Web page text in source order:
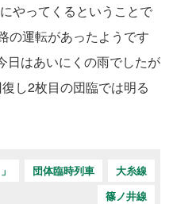
やってくるということで
の運転があったようです
日はあいにくの雨でしたが
し2枚目の団臨では明る
団体臨時列車
大糸線
篠ノ井線